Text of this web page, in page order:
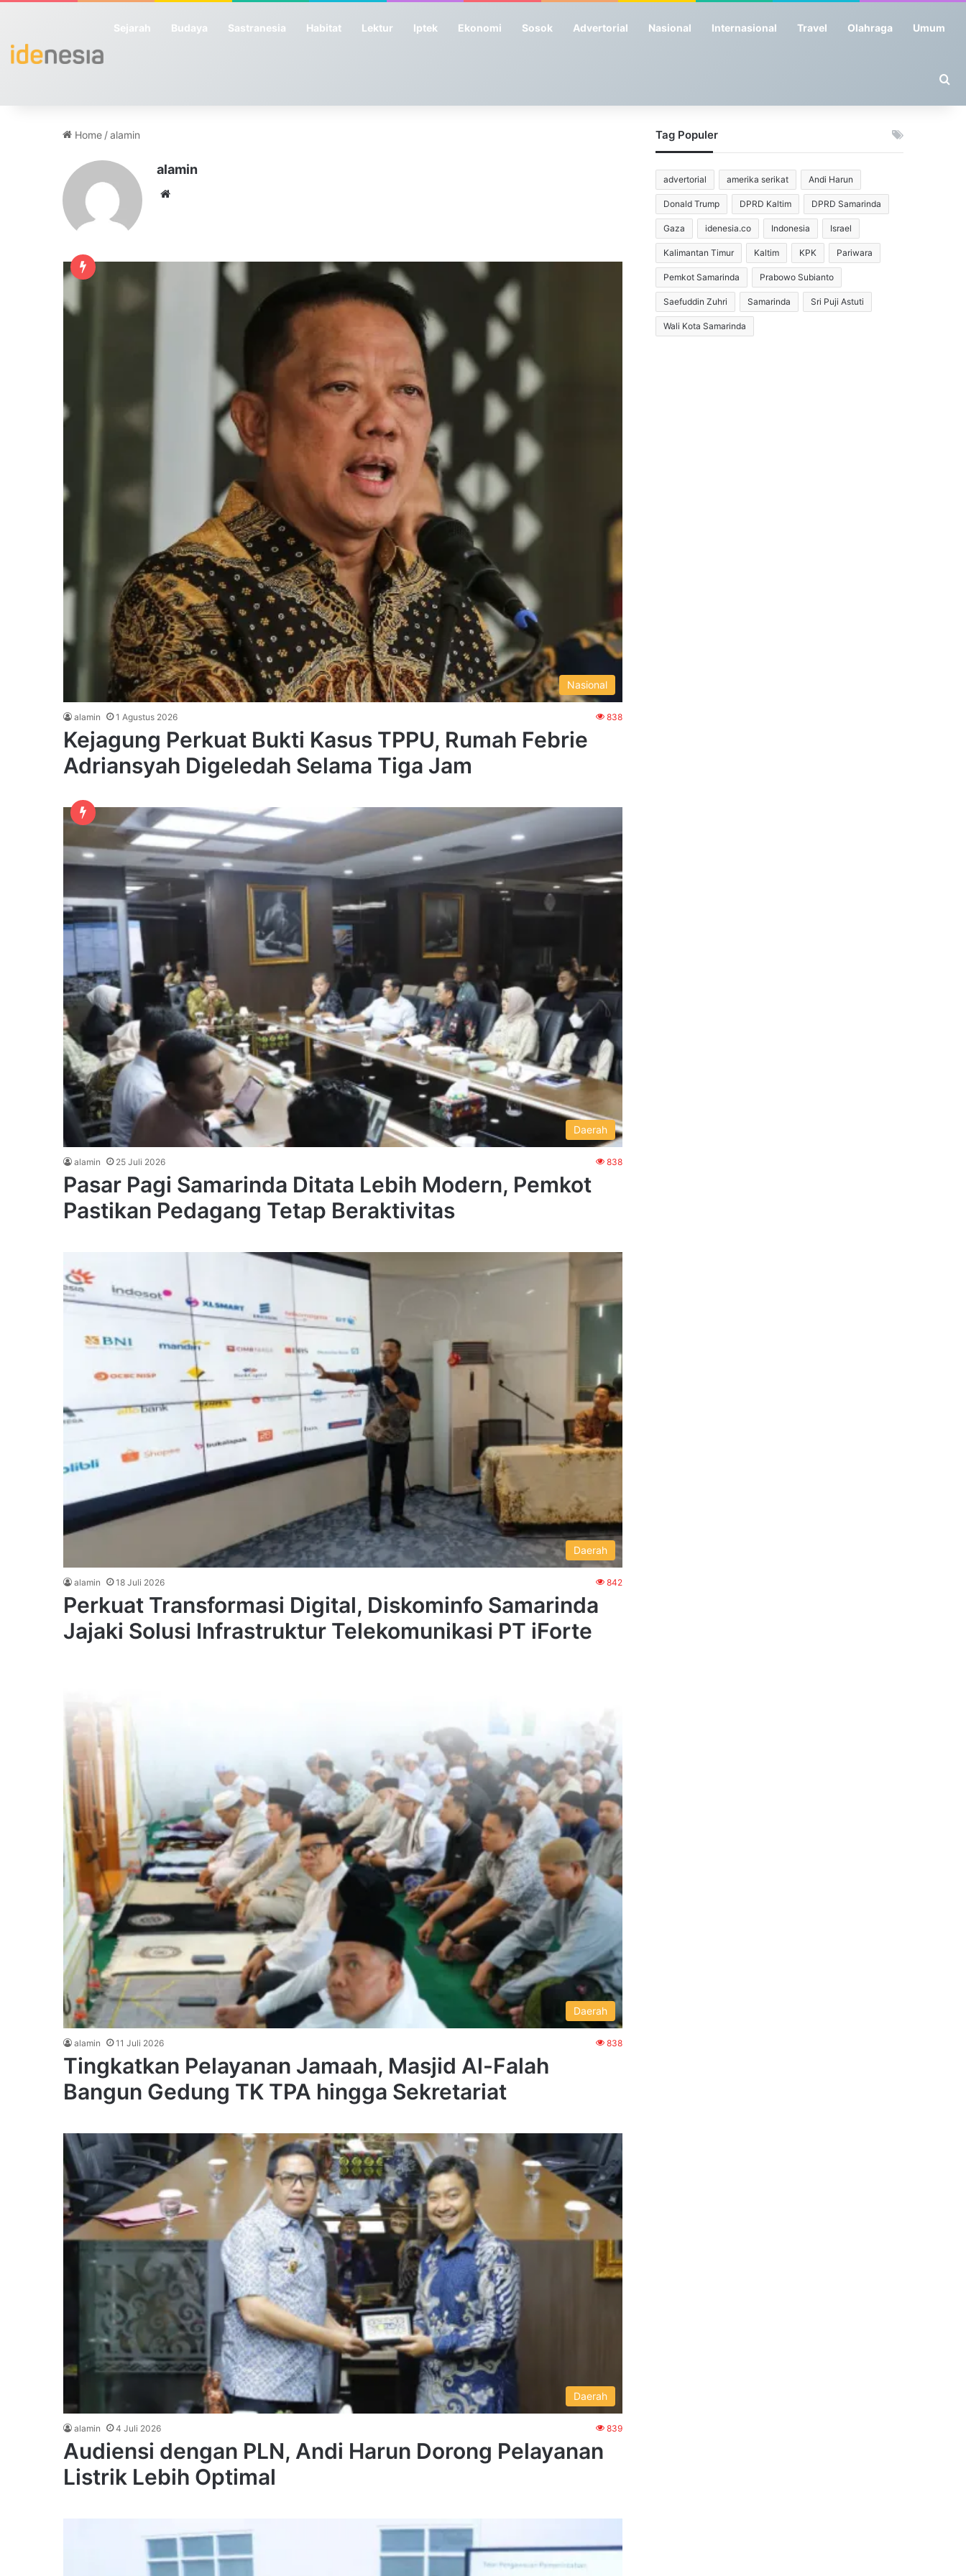
Sejarah Budaya Sastranesia Habitat Lektur Iptek Ekonomi Sosok Advertorial Nasional Internasional Travel Olahraga Umum
Home /alamin
alamin
Nasional
alamin 1 Agustus 2026 838
Kejagung Perkuat Bukti Kasus TPPU, Rumah Febrie
Adriansyah Digeledah Selama Tiga Jam
Daerah
alamin 25 Juli 2026 838
Pasar Pagi Samarinda Ditata Lebih Modern, Pemkot
Pastikan Pedagang Tetap Beraktivitas
Daerah
alamin 18 Juli 2026 842
Perkuat Transformasi Digital, Diskominfo Samarinda
Jajaki Solusi Infrastruktur Telekomunikasi PT iForte
Daerah
alamin 11 Juli 2026 838
Tingkatkan Pelayanan Jamaah, Masjid Al-Falah
Bangun Gedung TK TPA hingga Sekretariat
Daerah
alamin 4 Juli 2026 839
Audiensi dengan PLN, Andi Harun Dorong Pelayanan
Listrik Lebih Optimal
Tag Populer
advertorial amerika serikat Andi Harun
Donald Trump DPRD Kaltim DPRD Samarinda
Gaza idenesia.co Indonesia Israel
Kalimantan Timur Kaltim KPK Pariwara
Pemkot Samarinda Prabowo Subianto
Saefuddin Zuhri Samarinda Sri Puji Astuti
Wali Kota Samarinda